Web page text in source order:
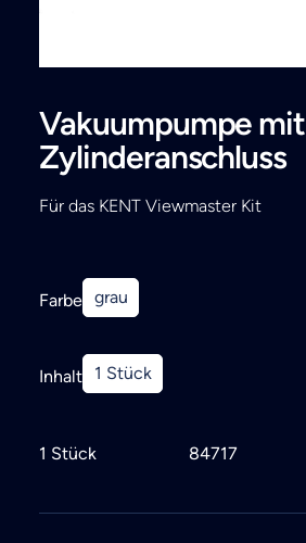
Vakuumpumpe mit
Zylinderanschluss
Für das KENT Viewmaster Kit
Farbe grau
Inhalt 1 Stück
1 Stück 84717